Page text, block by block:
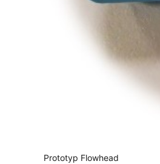
Prototyp Flowhead